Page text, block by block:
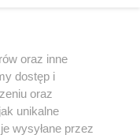
oraz inne
dostęp i
oraz
unikalne
wysyłane przez